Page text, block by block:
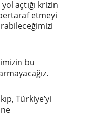
açtığı krizin
etmeyi
bu
Türkiye’yi